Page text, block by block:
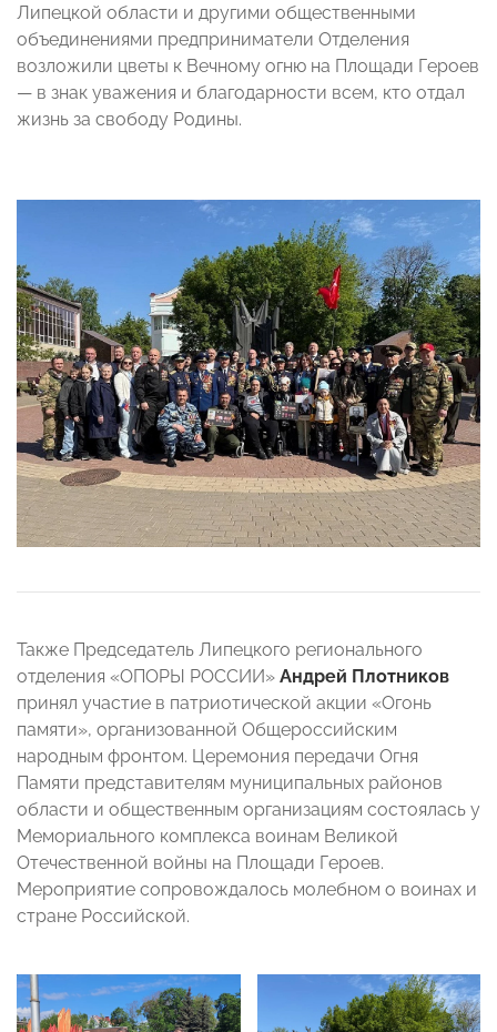
Липецкой области и другими общественными
объединениями предприниматели Отделения
возложили цветы к Вечному огню на Площади Героев
— в знак уважения и благодарности всем, кто отдал
жизнь за свободу Родины.
Также Председатель Липецкого регионального
отделения «ОПОРЫ РОССИИ» Андрей Плотников
принял участие в патриотической акции «Огонь
памяти», организованной Общероссийским
народным фронтом. Церемония передачи Огня
Памяти представителям муниципальных районов
области и общественным организациям состоялась у
Мемориального комплекса воинам Великой
Отечественной войны на Площади Героев.
Мероприятие сопровождалось молебном о воинах и
стране Российской.